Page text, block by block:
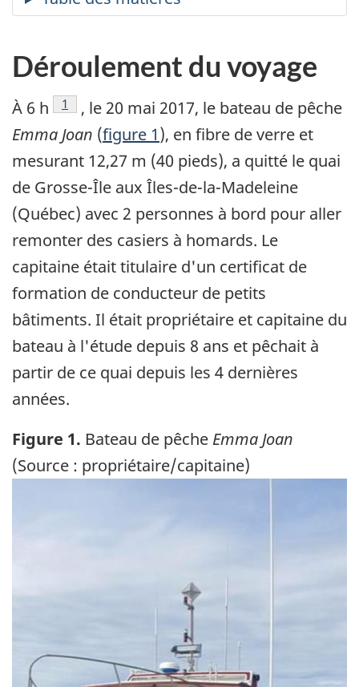
Déroulement du voyage
À 6 h Note de bas de page
1
, le 20 mai 2017, le bateau de pêche
Emma Joan (figure 1), en fibre de verre et
mesurant 12,27 m (40 pieds), a quitté le quai
de Grosse-Île aux Îles-de-la-Madeleine
(Québec) avec 2 personnes à bord pour aller
remonter des casiers à homards. Le
capitaine était titulaire d'un certificat de
formation de conducteur de petits
bâtiments. Il était propriétaire et capitaine du
bateau à l'étude depuis 8 ans et pêchait à
partir de ce quai depuis les 4 dernières
années.
Figure 1. Bateau de pêche Emma Joan
(Source : propriétaire/capitaine)